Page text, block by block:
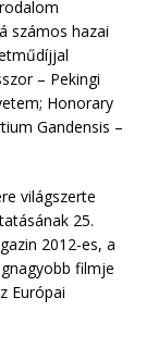
számos hazai
– Pekingi
Honorary
Gandensis –
világszerte
25.
2012-es, a
filmje
Európai